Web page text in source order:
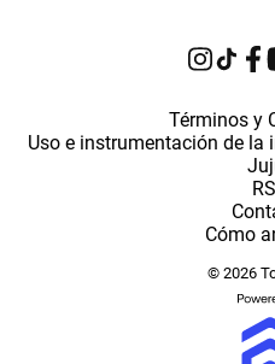
Términos y
Uso e instrumentación de
Cómo
© 2026